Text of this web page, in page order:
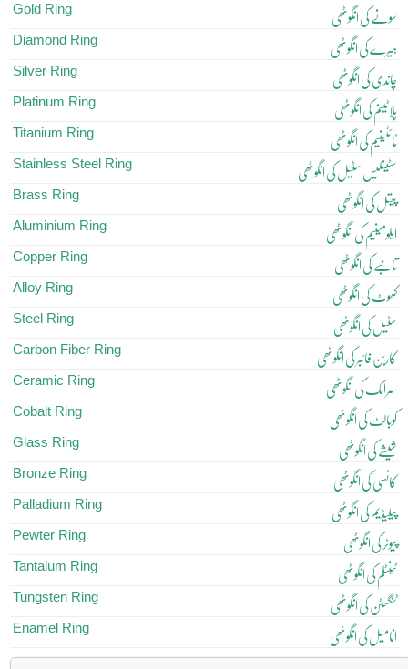
Gold Ring سونے کی انگوٹھی
Diamond Ring ہیرے کی انگوٹھی
Silver Ring چاندی کی انگوٹھی
Platinum Ring پلاٹینم کی انگوٹھی
Titanium Ring ٹائٹینیم کی انگوٹھی
Stainless Steel Ring سٹینلیس سٹیل کی انگوٹھی
Brass Ring پیتل کی انگوٹھی
Aluminium Ring ایلومینیم کی انگوٹھی
Copper Ring تانبے کی انگوٹھی
Alloy Ring کھوٹ کی انگوٹھی
Steel Ring سٹیل کی انگوٹھی
Carbon Fiber Ring کاربن فائبر کی انگوٹھی
Ceramic Ring سرامک کی انگوٹھی
Cobalt Ring کوبالٹ کی انگوٹھی
Glass Ring شیشے کی انگوٹھی
Bronze Ring کانسی کی انگوٹھی
Palladium Ring پیلیڈیم کی انگوٹھی
Pewter Ring پیوٹر کی انگوٹھی
Tantalum Ring ٹینٹلم کی انگوٹھی
Tungsten Ring ٹنگسٹن کی انگوٹھی
Enamel Ring انامیل کی انگوٹھی